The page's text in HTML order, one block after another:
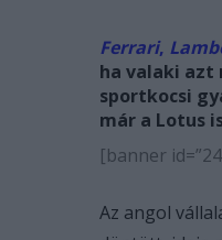
Ferrari,
ha valaki azt
sportkocsi
már a Lotus
[banner
Az angol